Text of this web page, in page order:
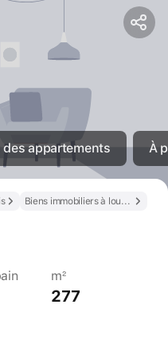
appartements À
Biens immobiliers à louer aux Émirats arabes unis
m²
277